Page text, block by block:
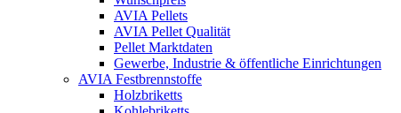
AVIA Pellets
AVIA Pellet Qualität
Pellet Marktdaten
Gewerbe, Industrie & öffentliche Einrichtungen
AVIA Festbrennstoffe
Holzbriketts